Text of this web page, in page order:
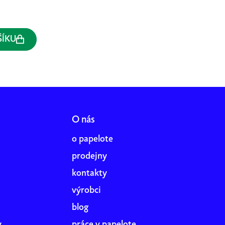
O nás
o papelote
prodejny
kontakty
výrobci
blog